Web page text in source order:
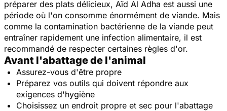
préparer des plats délicieux, Aïd Al Adha est aussi une
période où l'on consomme énormément de viande. Mais
comme la contamination bactérienne de la viande peut
entraîner rapidement une infection alimentaire, il est
recommandé de respecter certaines règles d'or.
Avant l'abattage de l'animal
Assurez-vous d'être propre
Préparez vos outils qui doivent répondre aux
exigences d'hygiène
Choisissez un endroit propre et sec pour l'abattage